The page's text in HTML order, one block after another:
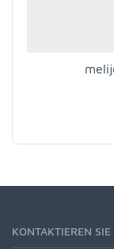
KONTAKTIEREN SIE